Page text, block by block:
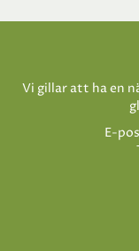
Vi gillar att ha en
E-